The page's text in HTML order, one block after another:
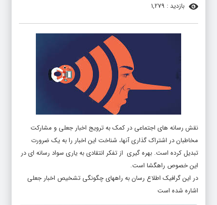
بازدید : 1,279
نقش رسانه های اجتماعی در کمک به ترویج اخبار جعلی و مشارکت
مخاطبان در اشتراک گذاری آنها، شناخت این اخبار را به یک ضرورت
تبدیل کرده است. بهره گیری از تفکر انتقادی به یاری سواد رسانه ای در
این خصوص راهگشا است.
در این گرافیک اطلاع رسان به راههای چگونگی تشخیص اخبار جعلی
اشاره شده است